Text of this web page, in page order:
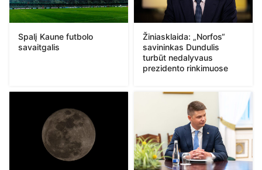
Spalį Kaune futbolo
savaitgalis
Žiniasklaida: „Norfos“
savininkas Dundulis
turbūt nedalyvaus
prezidento rinkimuose